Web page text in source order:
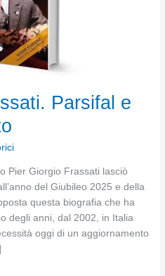
Parsifal e
Pier Giorgio Frassati lasciò
del Giubileo 2025 e della
questa biografia che ha
degli anni, dal 2002, in Italia
oggi di un aggiornamento